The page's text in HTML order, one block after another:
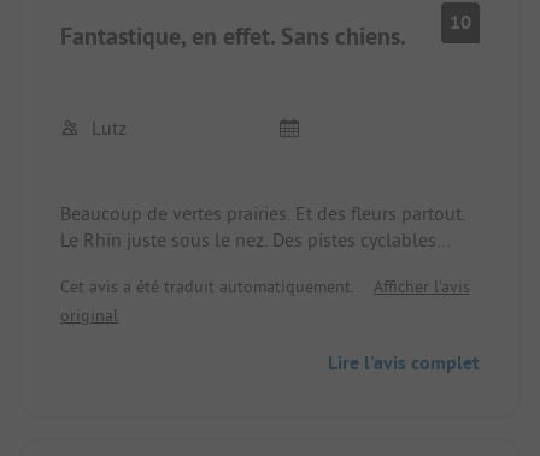
aimable. Nous nous sommes sentis les bienvenus
et avons apprécié l'ambiance.
Fantastique, en effet. Sans chiens. 10
Lutz
Beaucoup de vertes prairies. Et des fleurs partout.
Le Rhin juste sous le nez. Des pistes cyclables
Superbe réseau WLAN. Électricité 16A.👍👍
Douches chaudes et grandes. Restaurant au top.
Cet avis a été traduit automatiquement.
Afficher l'avis
original
Lire l'avis complet